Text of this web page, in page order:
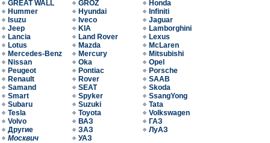
GREAT WALL
GROZ
Honda
Hummer
Hyundai
Infiniti
Isuzu
Iveco
Jaguar
Jeep
KIA
Lamborghini
Lancia
Land Rover
Lexus
Lotus
Mazda
McLaren
Mercedes-Benz
Mercury
Mitsubishi
Nissan
Oka
Opel
Peugeot
Pontiac
Porsche
Renault
Rover
SAAB
Samand
SEAT
Skoda
Smart
Spyker
SsangYong
Subaru
Suzuki
Tata
Tesla
Toyota
Volkswagen
Volvo
ВАЗ
ГАЗ
Другие
ЗАЗ
ЛуАЗ
Москвич
УАЗ